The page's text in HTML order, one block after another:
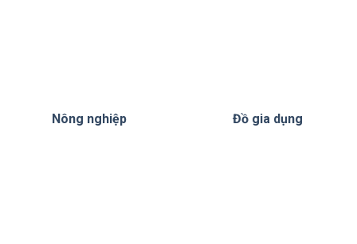
Nông nghiệp Đồ gia dụng